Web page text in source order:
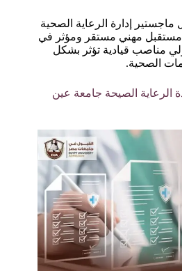
إدارة الرعاية الصحية
مستقبل مهني مستقر ومؤثر في
مناصب قيادية تؤثر بشكل
الصحية.
الرعاية الصيحة جامعة عين